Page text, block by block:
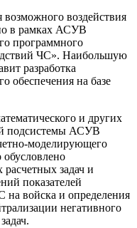
воздействия
в рамках АСУВ
программного
ЧС». Наибольшую
разработка
обеспечения на базе
и других
подсистемы АСУВ
моделирующего
задач и
показателей
на войска и определения
негативного